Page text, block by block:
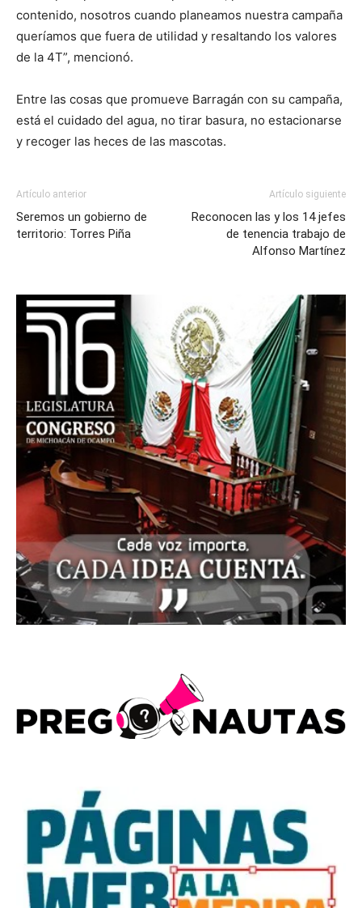
contenido, nosotros cuando planeamos nuestra campaña
queríamos que fuera de utilidad y resaltando los valores
de la 4T”, mencionó.
Entre las cosas que promueve Barragán con su campaña,
está el cuidado del agua, no tirar basura, no estacionarse
y recoger las heces de las mascotas.
Artículo anterior
Seremos un gobierno de
territorio: Torres Piña
Artículo siguiente
Reconocen las y los 14 jefes
de tenencia trabajo de
Alfonso Martínez